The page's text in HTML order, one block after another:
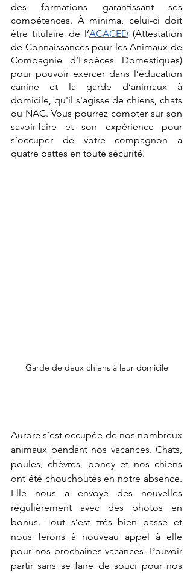
des formations garantissant ses
compétences. À minima, celui-ci doit
être titulaire de l’ACACED (Attestation
de Connaissances pour les Animaux de
Compagnie d’Espèces Domestiques)
pour pouvoir exercer dans l’éducation
canine et la garde d’animaux à
domicile, qu'il s'agisse de chiens, chats
ou NAC. Vous pourrez compter sur son
savoir-faire et son expérience pour
s’occuper de votre compagnon à
quatre pattes en toute sécurité.
Garde de deux chiens à leur domicile
Aurore s’est occupée de nos nombreux
animaux pendant nos vacances. Chats,
poules, chèvres, poney et nos chiens
ont été chouchoutés en notre absence.
Elle nous a envoyé des nouvelles
régulièrement avec des photos en
bonus. Tout s’est très bien passé et
nous ferons à nouveau appel à elle
pour nos prochaines vacances. Pouvoir
partir sans se faire de souci pour nos